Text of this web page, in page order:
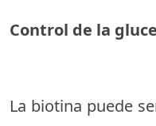
Control de la
La biotina puede